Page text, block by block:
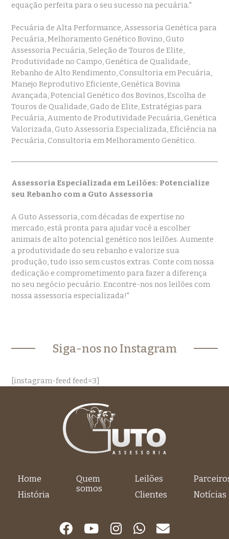
equação perfeita para o seu sucesso na pecuária."
Pecuária de Alta Performance, Assessoria Genética para
Pecuária, Melhoramento Genético Bovino, Guto
Assessoria Pecuária, Seleção de Touros de Elite,
Produtividade no Campo, Genética de Qualidade,
Rebanho de Alto Rendimento, Consultoria em Pecuária,
Manejo Reprodutivo Eficiente, Genética Bovina
Avançada, Potencial Genético dos Bovinos, Escolha de
Touros de Qualidade, Gado de Elite, Estratégias para
Pecuária, Aumento de Produtividade Pecuária, Genética
Valorizada, Guto Assessoria Especializada, Eficiência na
Pecuária, Consultoria em Melhoramento Genético.
Assessoria Especializada em Leilões: Potencialize
seu Rebanho com a Guto Assessoria
A Guto Assessoria, com décadas de expertise no
mercado, está pronta para ajudar você a escolher
animais de alto potencial genético nos leilões. Aumente
a produtividade do seu rebanho e valorize sua
produção, tudo isso sem custos extras. Conte com nossa
dedicação e comprometimento para fazer a diferença
no seu negócio pecuário. Encontre-nos nos leilões com
nossa assessoria especializada!"
Siga-nos no Instagram
[instagram-feed feed=3]
Home
História
Quem
somos
Leilões
Clientes
Notícias